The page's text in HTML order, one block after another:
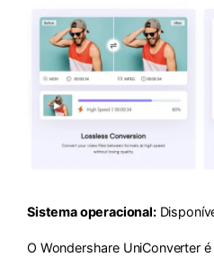
Sistema operacional:
O Wondershare UniConverter